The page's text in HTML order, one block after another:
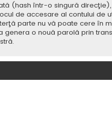
(hash într-o singură
de accesare al contului de
terţă parte nu vă poate cere
genera o nouă parolă prin